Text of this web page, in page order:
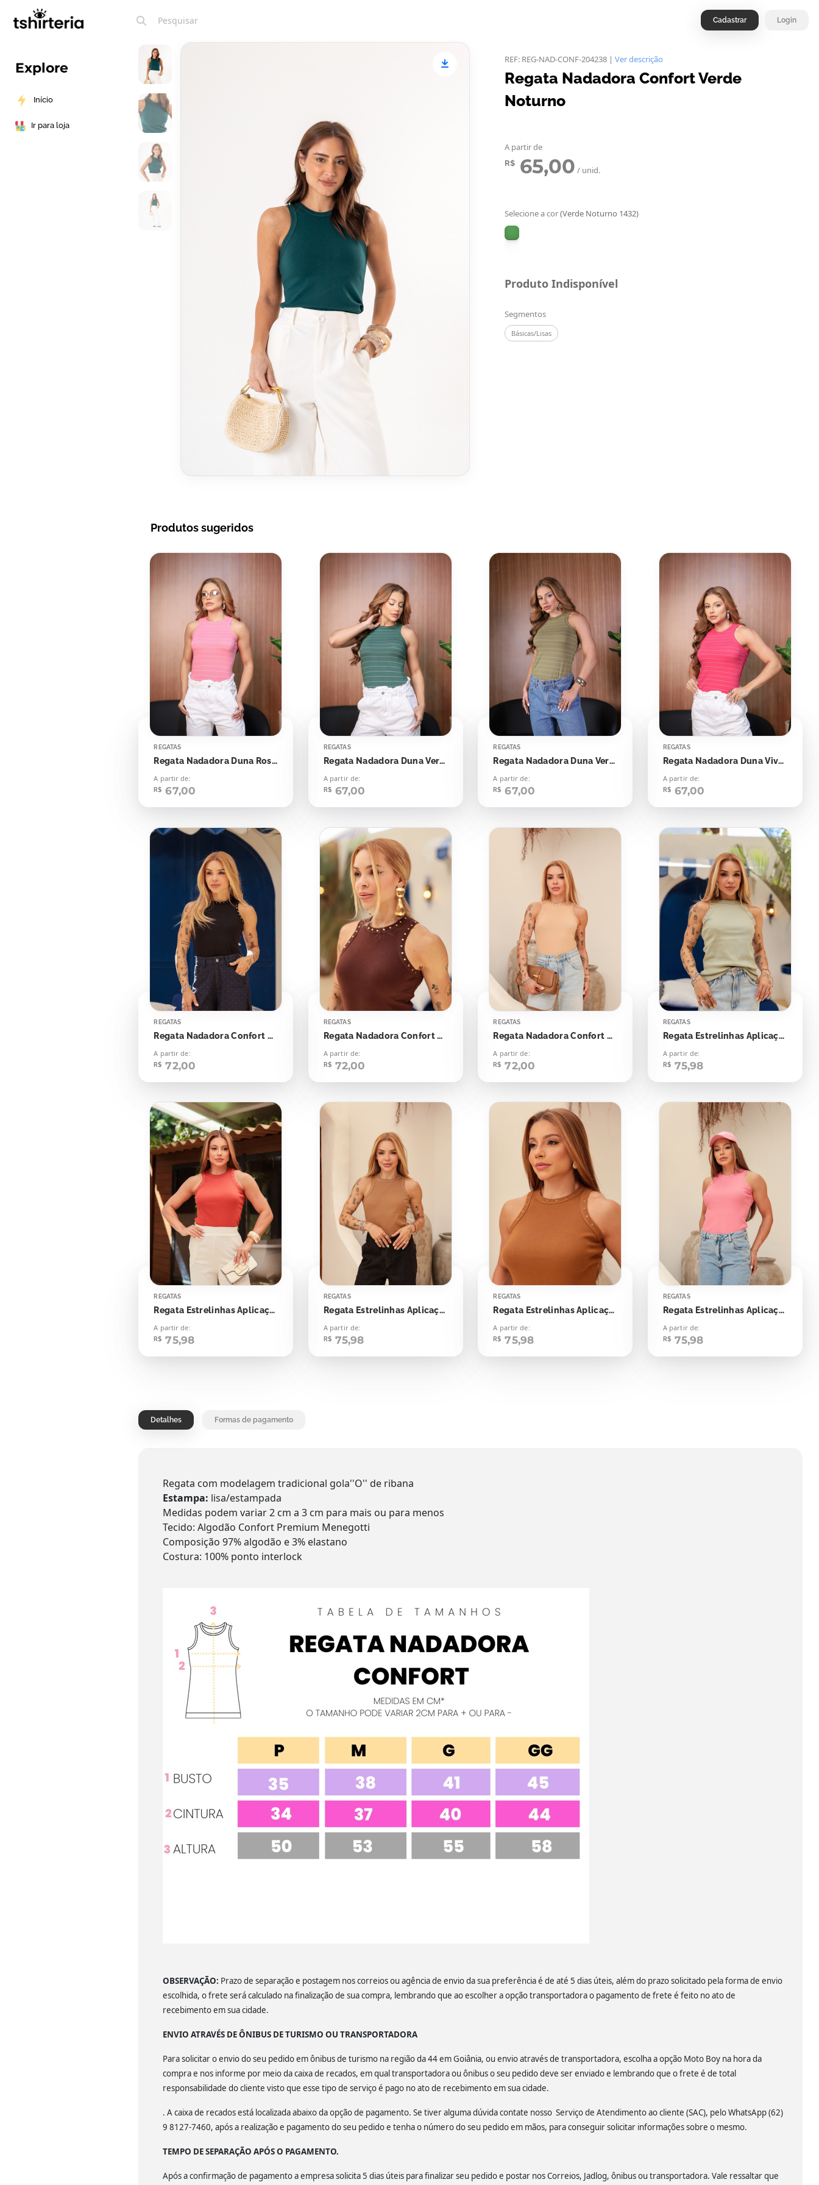
Explore
Início
Ir para loja
Cadastrar Login
REF: REG-NAD-CONF-204238 | Ver descrição
Regata Nadadora Confort Verde
Noturno
A partir de
R$ 65,00 / unid.
Selecione a cor(Verde Noturno 1432)
Produto Indisponível
Segmentos
Básicas/Lisas
Produtos sugeridos
REGATAS
Regata Nadadora Duna Rosa Seco Listras Off
A partir de:
R$ 67,00
REGATAS
Regata Nadadora Duna Verde Esmeralda Com Off
A partir de:
R$ 67,00
REGATAS
Regata Nadadora Duna Verde Oriente Listras Off
A partir de:
R$ 67,00
REGATAS
Regata Nadadora Duna Viva Magenta
A partir de:
R$ 67,00
REGATAS
Regata Nadadora Confort Bolinhas Aplicação
A partir de:
R$ 72,00
REGATAS
Regata Nadadora Confort Bolinhas Aplicação
A partir de:
R$ 72,00
REGATAS
Regata Nadadora Confort Bolinhas Aplicação
A partir de:
R$ 72,00
REGATAS
Regata Estrelinhas Aplicação
A partir de:
R$ 75,98
REGATAS
Regata Estrelinhas Aplicação
A partir de:
R$ 75,98
REGATAS
Regata Estrelinhas Aplicação
A partir de:
R$ 75,98
REGATAS
Regata Estrelinhas Aplicação
A partir de:
R$ 75,98
REGATAS
Regata Estrelinhas Aplicação
A partir de:
R$ 75,98
Detalhes Formas de pagamento
Regata com modelagem tradicional gola''O'' de ribana
Estampa: lisa/estampada
Medidas podem variar 2 cm a 3 cm para mais ou para menos
Tecido: Algodão Confort Premium Menegotti
Composição 97% algodão e 3% elastano
Costura: 100% ponto interlock
OBSERVAÇÃO: Prazo de separação e postagem nos correios ou agência de envio da sua preferência é de até 5 dias úteis, além do prazo solicitado pela forma de envio
escolhida, o frete será calculado na finalização de sua compra, lembrando que ao escolher a opção transportadora o pagamento de frete é feito no ato de
recebimento em sua cidade.
ENVIO ATRAVÉS DE ÔNIBUS DE TURISMO OU TRANSPORTADORA
Para solicitar o envio do seu pedido em ônibus de turismo na região da 44 em Goiânia, ou envio através de transportadora, escolha a opção Moto Boy na hora da
compra e nos informe por meio da caixa de recados, em qual transportadora ou ônibus o seu pedido deve ser enviado e lembrando que o frete é de total
responsabilidade do cliente visto que esse tipo de serviço é pago no ato de recebimento em sua cidade.
. A caixa de recados está localizada abaixo da opção de pagamento. Se tiver alguma dúvida contate nosso Serviço de Atendimento ao cliente (SAC), pelo WhatsApp (62)
9 8127-7460, após a realização e pagamento do seu pedido e tenha o número do seu pedido em mãos, para conseguir solicitar informações sobre o mesmo.
TEMPO DE SEPARAÇÃO APÓS O PAGAMENTO.
Após a confirmação de pagamento a empresa solicita 5 dias úteis para finalizar seu pedido e postar nos Correios, Jadlog, ônibus ou transportadora. Vale ressaltar que